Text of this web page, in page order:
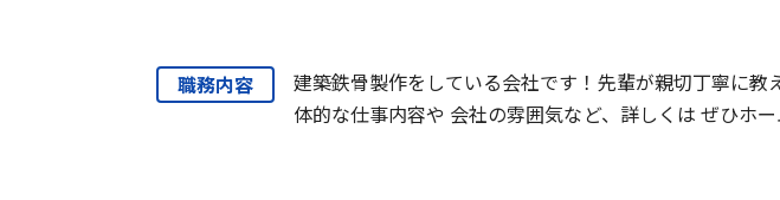
職務内容
建築鉄骨製作をしている会社です！先輩が親切丁寧に
体的な仕事内容や 会社の雰囲気など、詳しくは ぜひホ